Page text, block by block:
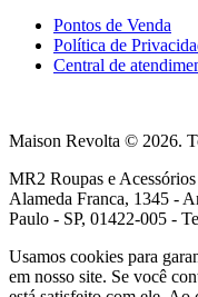
Pontos de Venda
Política de
Central de
Maison Revolta © 2026.
MR2 Roupas e
Alameda Franca, 1345 -
Paulo - SP, 01422-005 -
Usamos cookies para
em nosso site. Se você